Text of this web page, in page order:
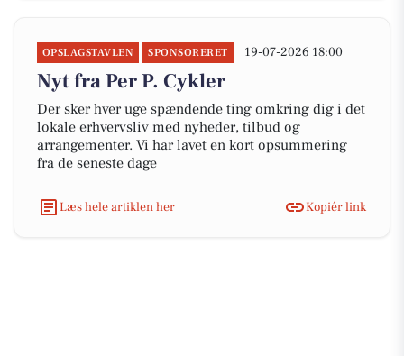
OPSLAGSTAVLEN SPONSORERET 19-07-2026 18:00
Nyt fra Per P. Cykler
Der sker hver uge spændende ting omkring dig i det
lokale erhvervsliv med nyheder, tilbud og
arrangementer. Vi har lavet en kort opsummering
fra de seneste dage
Læs hele artiklen her Kopiér link